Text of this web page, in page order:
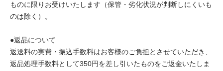
ものに限りお受けいたします（保管・劣化状況が判断しにくいも
のは除く）。
●返品について
返送料の実費・振込手数料はお客様のご負担とさせていただき、
返品処理手数料として350円を差し引いたものをご返金いたしま